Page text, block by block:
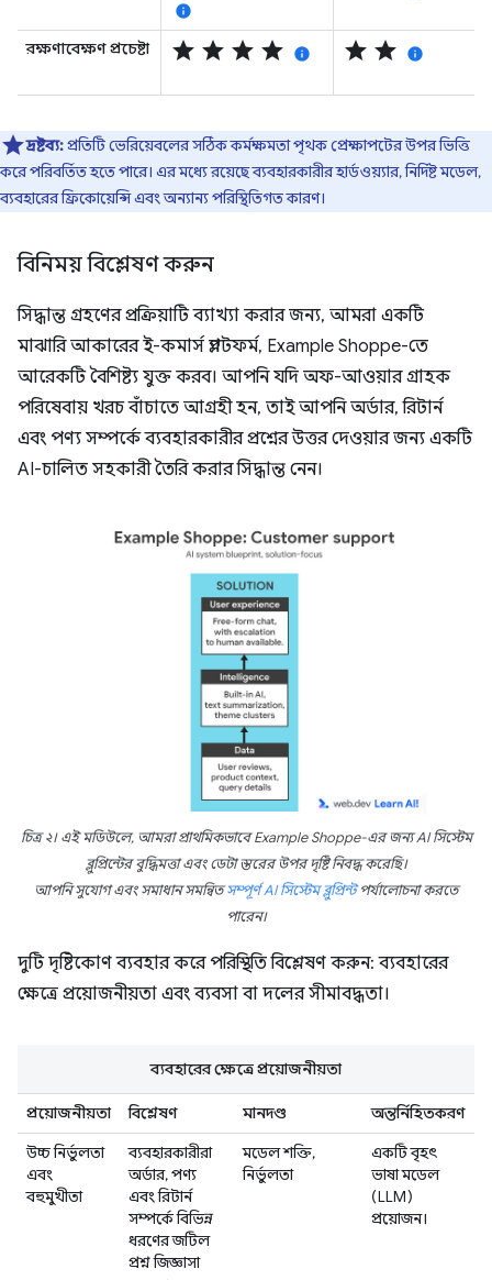
info
রক্ষণাবেক্ষণ প্রচেষ্টা star star star star info star star info
দ্রষ্টব্য:প্রতিটি ভেরিয়েবলের সঠিক কর্মক্ষমতা পৃথক প্রেক্ষাপটের উপর ভিত্তি
করে পরিবর্তিত হতে পারে। এর মধ্যে রয়েছে ব্যবহারকারীর হার্ডওয়্যার, নির্দিষ্ট মডেল,
ব্যবহারের ফ্রিকোয়েন্সি এবং অন্যান্য পরিস্থিতিগত কারণ।
বিনিময় বিশ্লেষণ করুন
সিদ্ধান্ত গ্রহণের প্রক্রিয়াটি ব্যাখ্যা করার জন্য, আমরা একটি
মাঝারি আকারের ই-কমার্স প্ল্যাটফর্ম, Example Shoppe-তে
আরেকটি বৈশিষ্ট্য যুক্ত করব। আপনি যদি অফ-আওয়ার গ্রাহক
পরিষেবায় খরচ বাঁচাতে আগ্রহী হন, তাই আপনি অর্ডার, রিটার্ন
এবং পণ্য সম্পর্কে ব্যবহারকারীর প্রশ্নের উত্তর দেওয়ার জন্য একটি
AI-চালিত সহকারী তৈরি করার সিদ্ধান্ত নেন।
চিত্র ২। এই মডিউলে, আমরা প্রাথমিকভাবে Example Shoppe-এর জন্য AI সিস্টেম
ব্লুপ্রিন্টের বুদ্ধিমত্তা এবং ডেটা স্তরের উপর দৃষ্টি নিবদ্ধ করেছি।
আপনি সুযোগ এবং সমাধান সমন্বিতসম্পূর্ণ AI সিস্টেম ব্লুপ্রিন্টপর্যালোচনা করতে
পারেন।
দুটি দৃষ্টিকোণ ব্যবহার করে পরিস্থিতি বিশ্লেষণ করুন: ব্যবহারের
ক্ষেত্রে প্রয়োজনীয়তা এবং ব্যবসা বা দলের সীমাবদ্ধতা।
প্রয়োজনীয়তা বিশ্লেষণ মানদণ্ড
অন্তর্নিহিতকরণ
উচ্চ নির্ভুলতা
এবং
বহুমুখীতা
ব্যবহারকারীরা
অর্ডার, পণ্য
এবং রিটার্ন
সম্পর্কে বিভিন্ন
ধরণের জটিল
প্রশ্ন জিজ্ঞাসা
মডেল শক্তি,
নির্ভুলতা
একটি বৃহৎ
ভাষা মডেল
(LLM)
প্রয়োজন।
ব্যবহারের ক্ষেত্রে প্রয়োজনীয়তা